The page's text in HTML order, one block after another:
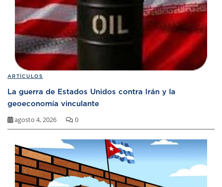
ARTÍCULOS
La guerra de Estados Unidos contra Irán y la
geoeconomía vinculante
agosto 4, 2026 0